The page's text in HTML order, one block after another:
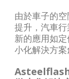
由於車子的
提升，汽車
新的應用如
小化解決方案
Asteelflash